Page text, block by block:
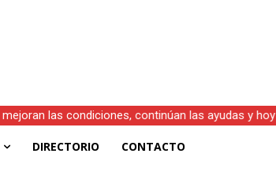
las condiciones, continúan las ayudas y
DIRECTORIO CONTACTO